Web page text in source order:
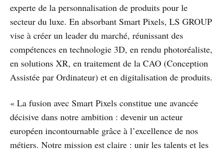
experte de la personnalisation de produits pour le
secteur du luxe. En absorbant Smart Pixels, LS GROUP
vise à créer un leader du marché, réunissant des
compétences en technologie 3D, en rendu photoréaliste,
en solutions XR, en traitement de la CAO (Conception
Assistée par Ordinateur) et en digitalisation de produits.
« La fusion avec Smart Pixels constitue une avancée
décisive dans notre ambition : devenir un acteur
européen incontournable grâce à l’excellence de nos
métiers. Notre mission est claire : unir les talents et les